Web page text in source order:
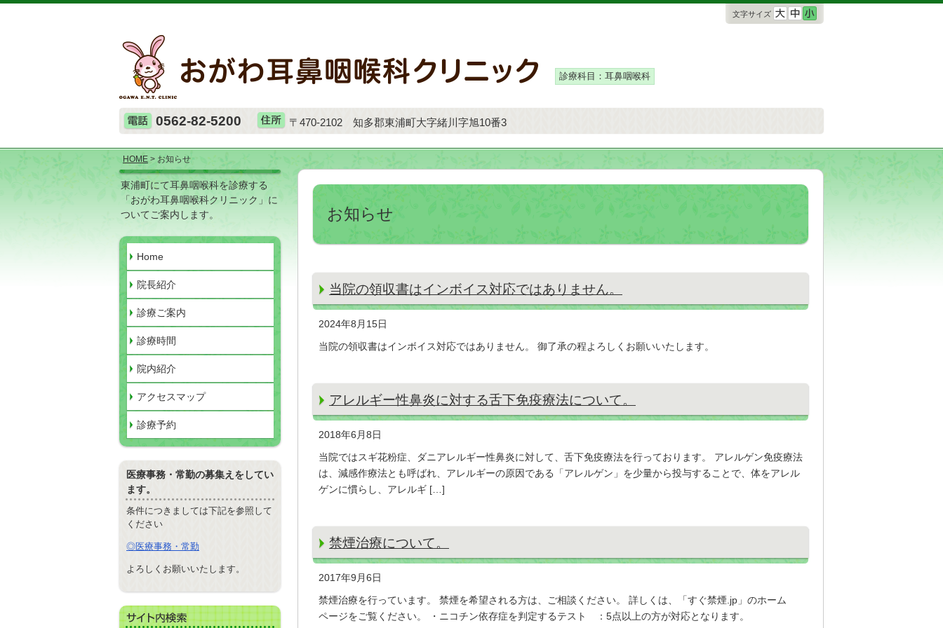
診療科目：耳鼻咽喉科
0562-82-5200 〒470-2102 知多郡東浦町大字緒川字旭10番3
HOME > お知らせ
お知らせ
当院の領収書はインボイス対応ではありません。
2024年8月15日
当院の領収書はインボイス対応ではありません。 御了承の程よろしくお願いいたします。
アレルギー性鼻炎に対する舌下免疫療法について。
2018年6月8日
当院ではスギ花粉症、ダニアレルギー性鼻炎に対して、舌下免疫療法を行っております。 アレルゲン免疫療法
は、減感作療法とも呼ばれ、アレルギーの原因である「アレルゲン」を少量から投与することで、体をアレル
ゲンに慣らし、アレルギ […]
禁煙治療について。
2017年9月6日
禁煙治療を行っています。 禁煙を希望される方は、ご相談ください。 詳しくは、「すぐ禁煙.jp」のホーム
ページをご覧ください。 ・ニコチン依存症を判定するテスト ：5点以上の方が対応となります。
東浦町にて耳鼻咽喉科を診療する
「おがわ耳鼻咽喉科クリニック」に
ついてご案内します。
Home
院長紹介
診療ご案内
診療時間
院内紹介
アクセスマップ
診療予約
医療事務・常勤の募集えをしてい
ます。
条件につきましては下記を参照して
ください
◎医療事務・常勤
よろしくお願いいたします。
文字サイズ